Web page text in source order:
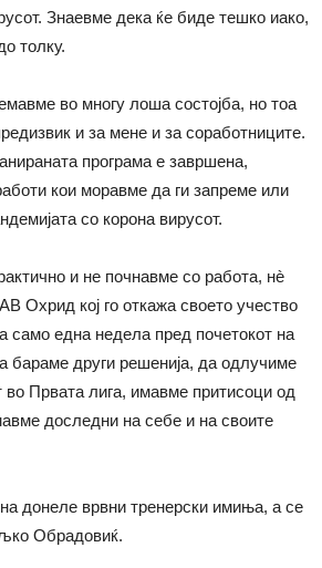
Знаевме дека ќе биде тешко иако,
толку.
во многу лоша состојба, но тоа
и за мене и за соработниците.
програма е завршена,
кои моравме да ги запреме или
со корона вирусот.
и не почнавме со работа, нè
Охрид кој го откажа своето учество
само една недела пред почетокот на
бараме други решенија, да одлучиме
во Првата лига, имавме притисоци од
доследни на себе и на своите
донеле врвни тренерски имиња, а се
Обрадовиќ.